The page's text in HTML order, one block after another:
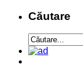
Căutare